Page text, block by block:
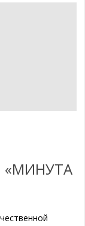
«МИНУТА